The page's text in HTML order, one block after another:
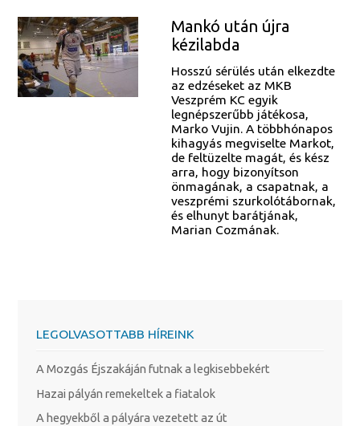
Mankó után újra
kézilabda
Hosszú sérülés után elkezdte
az edzéseket az MKB
Veszprém KC egyik
legnépszerűbb játékosa,
Marko Vujin. A többhónapos
kihagyás megviselte Markot,
de feltüzelte magát, és kész
arra, hogy bizonyítson
önmagának, a csapatnak, a
veszprémi szurkolótábornak,
és elhunyt barátjának,
Marian Cozmának.
LEGOLVASOTTABB HÍREINK
A Mozgás Éjszakáján futnak a legkisebbekért
Hazai pályán remekeltek a fiatalok
A hegyekből a pályára vezetett az út